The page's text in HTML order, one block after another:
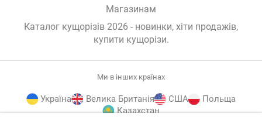
Магазинам
Каталог кущорізів 2026 - новинки, хіти продажів,
купити кущорізи.
Ми в інших країнах
Україна Велика Британія США
Польща
Казахстан